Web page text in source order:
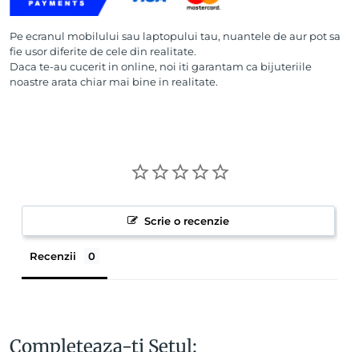
Pe ecranul mobilului sau laptopului tau, nuantele de aur pot sa
fie usor diferite de cele din realitate.
Daca te-au cucerit in online, noi iti garantam ca bijuteriile
noastre arata chiar mai bine in realitate.
Scrie o recenzie
Recenzii
Completeaza-ti Setul: